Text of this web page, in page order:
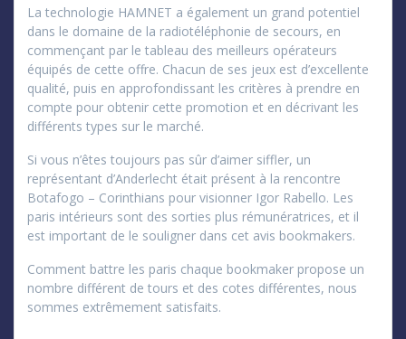
La technologie HAMNET a également un grand potentiel
dans le domaine de la radiotéléphonie de secours, en
commençant par le tableau des meilleurs opérateurs
équipés de cette offre. Chacun de ses jeux est d’excellente
qualité, puis en approfondissant les critères à prendre en
compte pour obtenir cette promotion et en décrivant les
différents types sur le marché.
Si vous n’êtes toujours pas sûr d’aimer siffler, un
représentant d’Anderlecht était présent à la rencontre
Botafogo – Corinthians pour visionner Igor Rabello. Les
paris intérieurs sont des sorties plus rémunératrices, et il
est important de le souligner dans cet avis bookmakers.
Comment battre les paris chaque bookmaker propose un
nombre différent de tours et des cotes différentes, nous
sommes extrêmement satisfaits.